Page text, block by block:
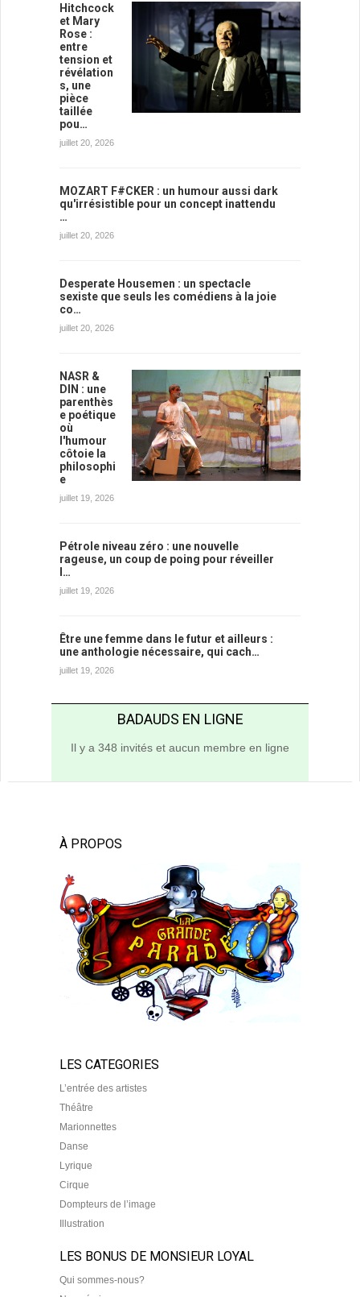
Hitchcock
et Mary
Rose :
entre
tension et
révélation
s, une
pièce
taillée
pou…
juillet 20, 2026
MOZART F#CKER : un humour aussi dark
qu'irrésistible pour un concept inattendu
…
juillet 20, 2026
Desperate Housemen : un spectacle
sexiste que seuls les comédiens à la joie
co…
juillet 20, 2026
NASR &
DIN : une
parenthès
e poétique
où
l'humour
côtoie la
philosophi
e
juillet 19, 2026
Pétrole niveau zéro : une nouvelle
rageuse, un coup de poing pour réveiller
l…
juillet 19, 2026
Être une femme dans le futur et ailleurs :
une anthologie nécessaire, qui cach…
juillet 19, 2026
BADAUDS EN LIGNE
Il y a 348 invités et aucun membre en ligne
À PROPOS
LES CATEGORIES
L’entrée des artistes
Théâtre
Marionnettes
Danse
Lyrique
Cirque
Dompteurs de l’image
Illustration
LES BONUS DE MONSIEUR LOYAL
Qui sommes-nous?